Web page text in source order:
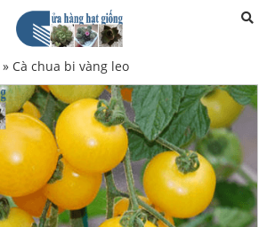
» Cà chua bi vàng leo